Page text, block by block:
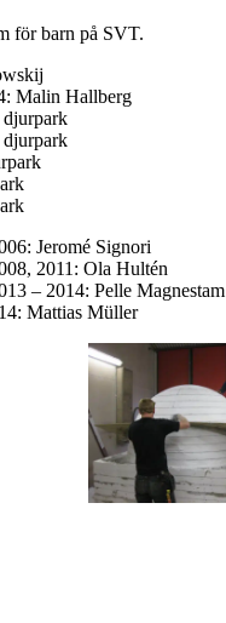
för barn på SVT.
Malin Hallberg
Jeromé Signori
2011: Ola Hultén
– 2014: Pelle Magnestam
Mattias Müller